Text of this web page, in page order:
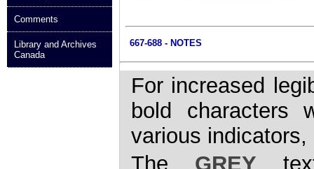
Comments
Library and Archives
Canada
667-688 - NOTES
For increased
bold characters
various
The GREY